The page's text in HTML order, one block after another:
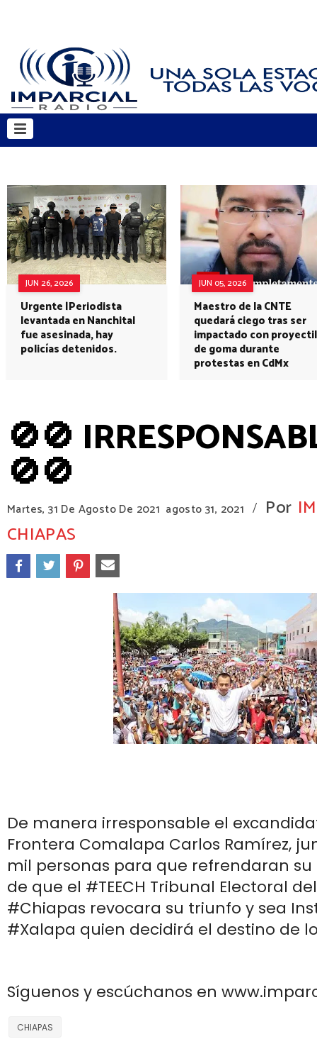
JUN 26, 2026
Urgente |Periodista
levantada en Nanchital
fue asesinada, hay
policías detenidos.
JUN 05, 2026
Maestro de la CNTE
quedará ciego tras ser
impactado con proyectil
de goma durante
protestas en CdMx
🚫🚫
🚫🚫
Martes, 31 De Agosto De 2021 agosto 31, 2021 / Por
CHIAPAS
De manera irresponsable el
Frontera Comalapa Carlos Ramírez,
mil personas para que refrendaran
de que el #TEECH Tribunal Electoral
#Chiapas revocara su triunfo y sea
#Xalapa quien decidirá el destino de
Síguenos y escúchanos en
CHIAPAS